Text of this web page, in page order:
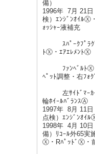
備）
1996年 7月 21日
検）ｴﾝｼﾞﾝｵｲﾙⓍ
ｫｯｼｬｰ液補充
ｽﾊﾟｰｸﾌﾟﾗｸﾞ
ﾄⓍ・ｴｱｴﾚﾒﾝﾄⓍ
ﾌｧﾝﾍﾞﾙﾄⓍ・
ﾍﾟｯﾄ調整・右ﾌｫ
左ｻｲﾄﾞﾏｰｶｰﾚ
輪ﾎｲｰﾙﾊﾞﾗﾝｽⒶ
1997年 8月 11日
点検）ｴﾝｼﾞﾝｵｲﾙ
1998年 4月 10
備）ﾘｺｰﾙ外65実
Ⓧ・RﾊﾟｯﾄﾞⓍ・